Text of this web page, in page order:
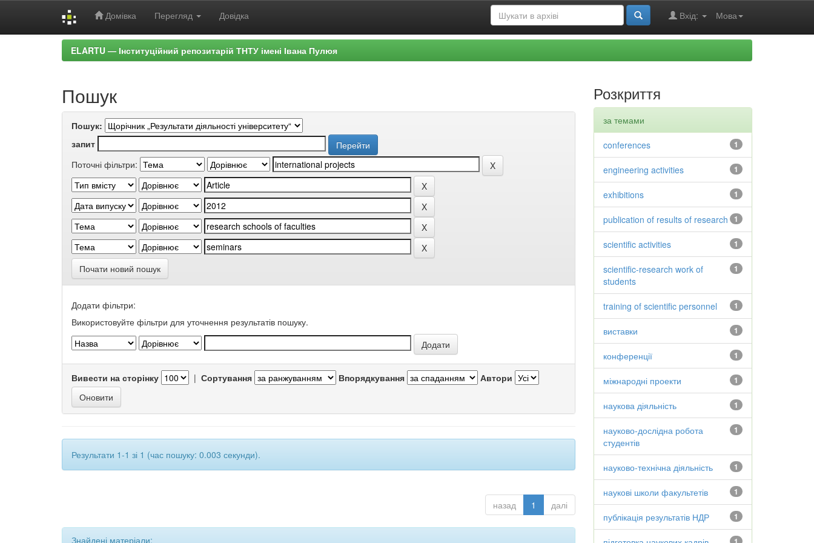
Домівка Перегляд Довідка Мова
Вхід:
ELARTU — Інституційний репозитарій ТНТУ імені Івана Пулюя
Пошук
Пошук:
запит
Поточні фільтри:
Почати новий пошук
Додати фільтри:
Використовуйте фільтри для уточнення результатів пошуку.
Вивести на сторінку | Сортування Впорядкування Автори
Результати 1-1 зі 1 (час пошуку: 0.003 секунди).
назад 1 далі
Знайдені матеріали:
Розкриття
за темами
1
conferences
1
engineering activities
1
exhibitions
1
publication of results of research
1
scientific activities
1
scientific-research work of
students
1
training of scientific personnel
1
виставки
1
конференції
1
міжнародні проекти
1
наукова діяльність
1
науково-дослідна робота
студентів
1
науково-технічна діяльність
1
наукові школи факультетів
1
публікація результатів НДР